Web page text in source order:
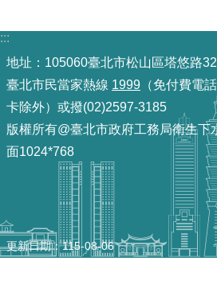
箱
:::
地址：105060臺北市松山區塔悠路
臺北市民當家熱線 1999 （免付費電
卡除外）或撥(02)2597-3185
版權所有@臺北市政府工務局衛生下
面1024*768
更新日期 115-08-06